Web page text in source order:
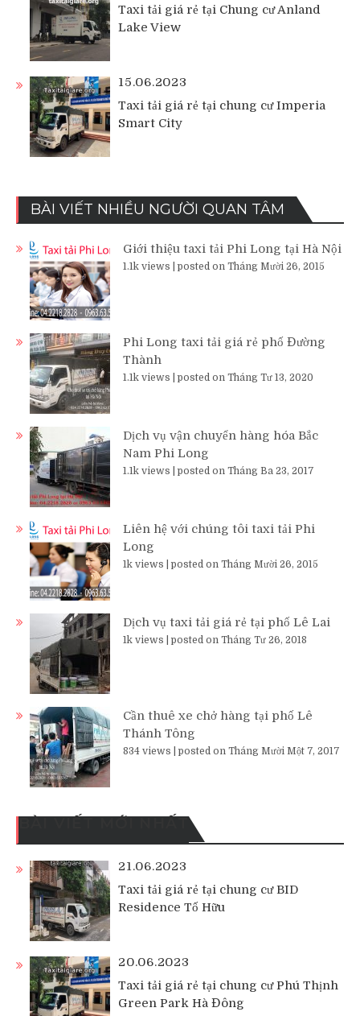
Taxi tải giá rẻ tại Chung cư Anland
Lake View
15.06.2023
Taxi tải giá rẻ tại chung cư Imperia
Smart City
BÀI VIẾT NHIỀU NGƯỜI QUAN TÂM
Giới thiệu taxi tải Phi Long tại Hà Nội
1.1k views posted on Tháng Mười 26, 2015
Phi Long taxi tải giá rẻ phố Đường
Thành
1.1k views posted on Tháng Tư 13, 2020
Dịch vụ vận chuyển hàng hóa Bắc
Nam Phi Long
1.1k views posted on Tháng Ba 23, 2017
Liên hệ với chúng tôi taxi tải Phi
Long
1k views posted on Tháng Mười 26, 2015
Dịch vụ taxi tải giá rẻ tại phố Lê Lai
1k views posted on Tháng Tư 26, 2018
Cần thuê xe chở hàng tại phố Lê
Thánh Tông
834 views posted on Tháng Mười Một 7, 2017
BÀI VIẾT MỚI NHẤT
21.06.2023
Taxi tải giá rẻ tại chung cư BID
Residence Tố Hữu
20.06.2023
Taxi tải giá rẻ tại chung cư Phú Thịnh
Green Park Hà Đông